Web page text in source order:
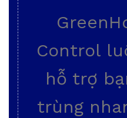
Control
hỗ trợ
trùng